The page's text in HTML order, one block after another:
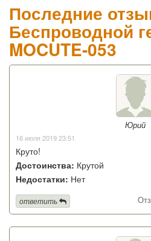
Последние
Беспроводной
MOCUTE-053
Юрий
16 июля 2019 23:51
Круто!
Достоинства: Крутой
Недостатки: Нет
ответить